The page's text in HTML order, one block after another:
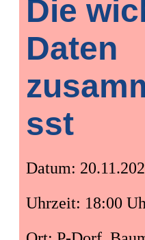
Die
Daten
sst
Datum:
Uhrzeit: 18:00